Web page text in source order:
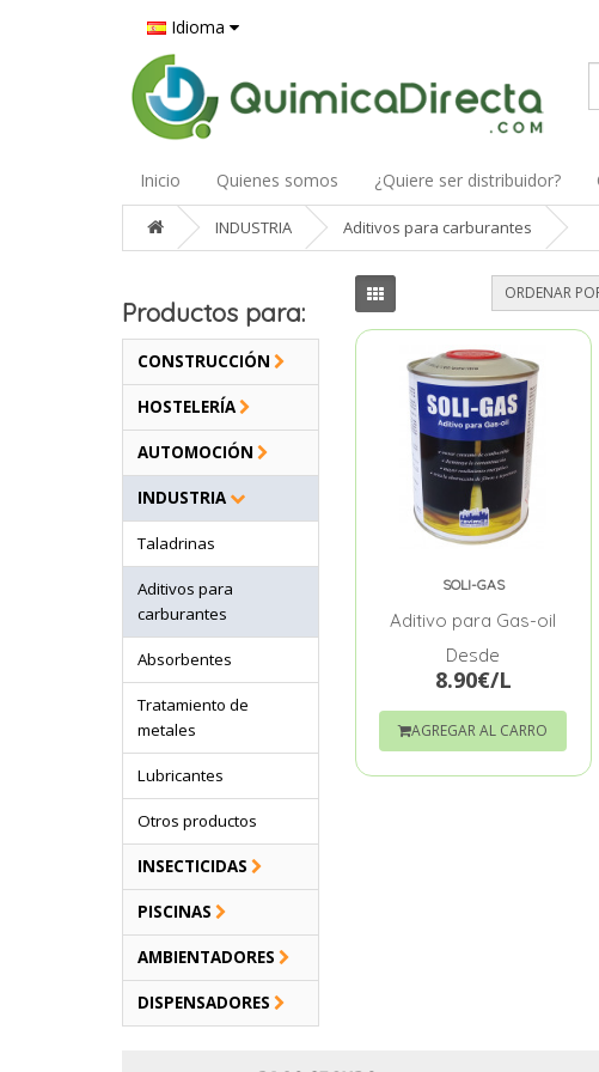
Idioma
Inicio Quienes somos ¿Quiere ser distribuidor?
INDUSTRIA Aditivos para carburantes
Productos para:
CONSTRUCCIÓN
HOSTELERÍA
AUTOMOCIÓN
INDUSTRIA
Taladrinas
Aditivos para
carburantes
Absorbentes
Tratamiento de
metales
Lubricantes
Otros productos
INSECTICIDAS
PISCINAS
AMBIENTADORES
DISPENSADORES
ORDENAR
SOLI-GAS
Aditivo para Gas-oil
Desde
8.90€/L
AGREGAR AL CARRO